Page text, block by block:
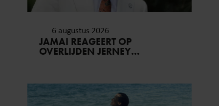
6 augustus 2026
JAMAI REAGEERT OP
OVERLIJDEN JERNEY
VERGETEN’